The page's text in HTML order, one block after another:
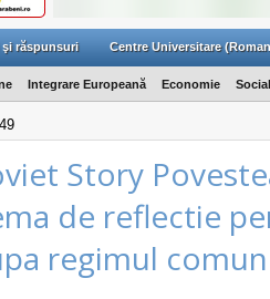
şi răspunsuri Centre Universitare
Integrare Europeană Economie Social
Story
de reflectie
regimul